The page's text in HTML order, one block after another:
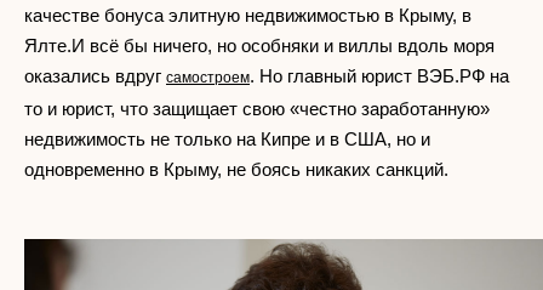
качестве бонуса элитную недвижимостью в Крыму, в
Ялте.И всё бы ничего, но особняки и виллы вдоль моря
оказались вдруг самостроем. Но главный юрист ВЭБ.РФ на
то и юрист, что защищает свою «честно заработанную»
недвижимость не только на Кипре и в США, но и
одновременно в Крыму, не боясь никаких санкций.